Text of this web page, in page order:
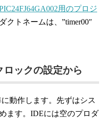
用のプロジ
クトネームは、”timer00″
ックの設定から
動作します。先ずはシス
ます。IDEには空のプロダ